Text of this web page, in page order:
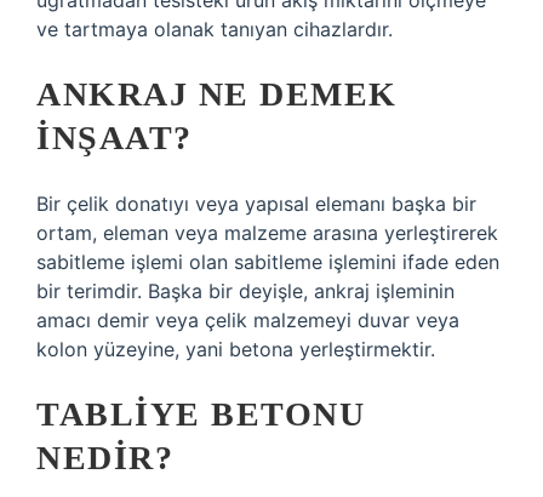
ve tartmaya olanak tanıyan cihazlardır.
ANKRAJ NE DEMEK
INŞAAT?
Bir çelik donatıyı veya yapısal elemanı başka bir
ortam, eleman veya malzeme arasına yerleştirerek
sabitleme işlemi olan sabitleme işlemini ifade eden
bir terimdir. Başka bir deyişle, ankraj işleminin
amacı demir veya çelik malzemeyi duvar veya
kolon yüzeyine, yani betona yerleştirmektir.
TABLIYE BETONU
NEDIR?